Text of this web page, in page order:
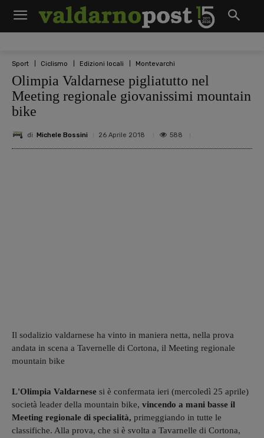
Sport Ciclismo Edizioni locali Montevarchi
Olimpia Valdarnese pigliatutto nel
Meeting regionale giovanissimi mountain
bike
di Michele Bossini 26 Aprile 2018 588
Il sodalizio valdarnese ha vinto in maniera netta, nella prova
andata in scena a Tavernelle di Cortona, il Meeting regionale
mountain bike
L'Olimpia Valdarnese si è confermata ieri (mercoledì 25 aprile)
società leader della mountain bike, vincendo a mani basse il
Meeting regionale di specialità, primeggiando in tutte le
classifiche. Alla prova, che si è svolta a Tavarnelle di Cortona,